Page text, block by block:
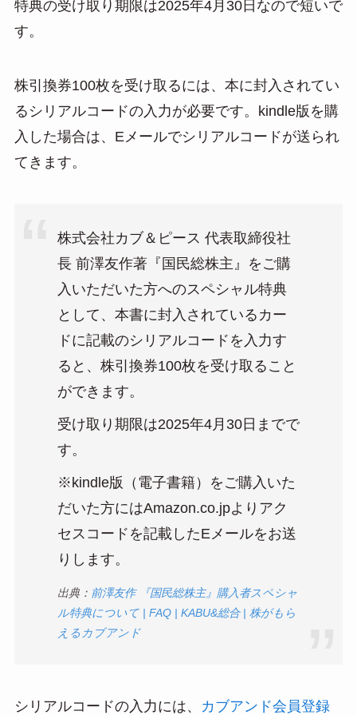
特典の受け取り期限は2025年4月30日なので短いで
す。
株引換券100枚を受け取るには、本に封入されてい
るシリアルコードの入力が必要です。kindle版を購
入した場合は、Eメールでシリアルコードが送られ
てきます。
株式会社カブ＆ピース 代表取締役社
長 前澤友作著『国民総株主』をご購
入いただいた方へのスペシャル特典
として、本書に封入されているカー
ドに記載のシリアルコードを入力す
ると、株引換券100枚を受け取ること
ができます。
受け取り期限は2025年4月30日までで
す。
※kindle版（電子書籍）をご購入いた
だいた方にはAmazon.co.jpよりアク
セスコードを記載したEメールをお送
りします。
出典： 前澤友作 『国民総株主』購入者スペシャ
ル特典について | FAQ | KABU&総合 | 株がもら
えるカブアンド
シリアルコードの入力には、
カブアンド会員登録